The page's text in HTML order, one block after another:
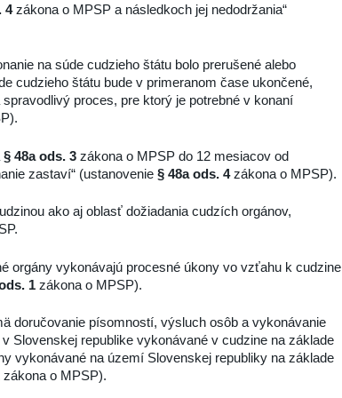
4zákona o MPSP a následkoch jej nedodržania“
na súde cudzieho štátu bolo prerušené alebo
cudzieho štátu bude v primeranom čase ukončené,
proces, pre ktorý je potrebné v konaní
§ 48a ods. 3 zákona o MPSP do 12 mesiacov od
zastaví“ (ustanovenie § 48a ods. 4zákona o MPSP).
ako aj oblasť dožiadania cudzích orgánov,
orgány vykonávajú procesné úkony vo vzťahu k cudzine
1 zákona o MPSP).
doručovanie písomností, výsluch osôb a vykonávanie
Slovenskej republike vykonávané v cudzine na základe
vykonávané na území Slovenskej republiky na základe
zákona o MPSP).